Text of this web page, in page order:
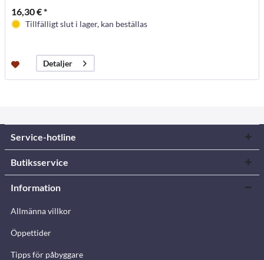
16,30 € *
Tillfälligt slut i lager, kan beställas
Detaljer
Service-hotline
Butiksservice
Information
Allmänna villkor
Öppettider
Tipps för påbyggare